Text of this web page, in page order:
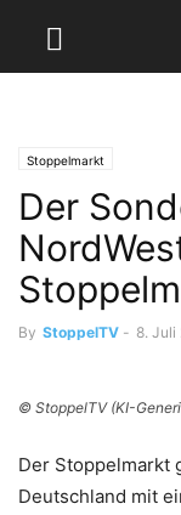
Stoppelmarkt
Der
By StoppelTV - 8. Juli
© StoppelTV (KI-
Der Stoppelmarkt
Deutschland mit